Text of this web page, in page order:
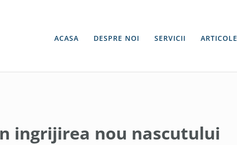
ACASA DESPRE NOI SERVICII ARTICOLE
ingrijirea nou nascutului